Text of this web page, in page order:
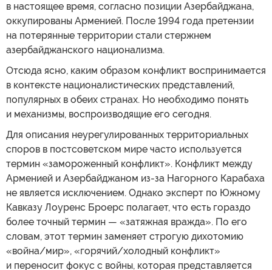
в настоящее время, согласно позиции Азербайджана,
оккупированы Арменией. После 1994 года претензии
на потерянные территории стали стержнем
азербайджанского национализма.
Отсюда ясно, каким образом конфликт воспринимается
в контексте националистических представлений,
популярных в обеих странах. Но необходимо понять
и механизмы, воспроизводящие его сегодня.
Для описания неурегулированных территориальных
споров в постсоветском мире часто используется
термин «замороженный конфликт». Конфликт между
Арменией и Азербайджаном из-за Нагорного Карабаха
не является исключением. Однако эксперт по Южному
Кавказу Лоуренс Броерс полагает, что есть гораздо
более точный термин — «затяжная вражда». По его
словам, этот термин заменяет строгую дихотомию
«война/мир», «горячий/холодный конфликт»
и переносит фокус с войны, которая представляется